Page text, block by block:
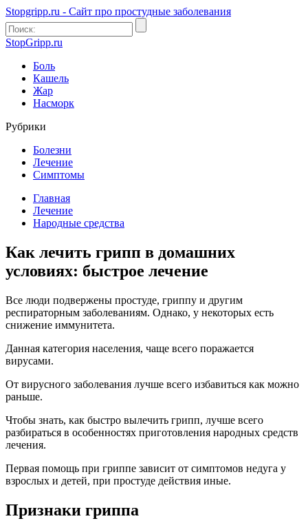
Stopgripp.ru - Cайт про простудные заболевания
StopGripp.ru
Боль
Кашель
Жар
Насморк
Рубрики
Болезни
Лечение
Симптомы
Главная
Лечение
Народные средства
Как лечить грипп в домашних
условиях: быстрое лечение
Все люди подвержены простуде, гриппу и другим
респираторным заболеваниям. Однако, у некоторых есть
снижение иммунитета.
Данная категория населения, чаще всего поражается
вирусами.
От вирусного заболевания лучше всего избавиться как можно
раньше.
Чтобы знать, как быстро вылечить грипп, лучше всего
разбираться в особенностях приготовления народных средств
лечения.
Первая помощь при гриппе зависит от симптомов недуга у
взрослых и детей, при простуде действия иные.
Признаки гриппа